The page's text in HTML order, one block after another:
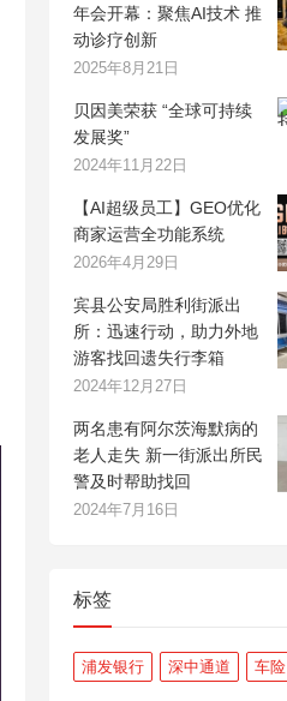
年会开幕：聚焦AI技术 推
动诊疗创新
2025年8月21日
贝因美荣获 “全球可持续
发展奖”
2024年11月22日
【AI超级员工】GEO优化
商家运营全功能系统
2026年4月29日
宾县公安局胜利街派出
所：迅速行动，助力外地
游客找回遗失行李箱
2024年12月27日
两名患有阿尔茨海默病的
老人走失 新一街派出所民
警及时帮助找回
2024年7月16日
标签
浦发银行 深中通道 车险